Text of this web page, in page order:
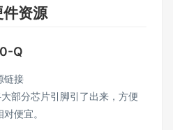
资源
Q
链接
部分芯片引脚引了出来，方便
便宜。